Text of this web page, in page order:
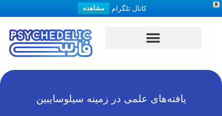
X
کانال تلگرام مشاهده
یافته‌های علمی در زمینه سیلوسایبین